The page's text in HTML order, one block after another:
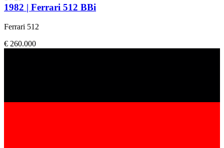
1982 | Ferrari 512 BBi
Ferrari 512
€ 260.000